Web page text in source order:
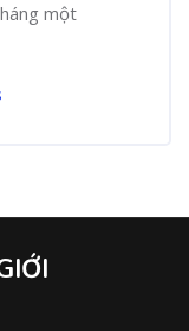
một